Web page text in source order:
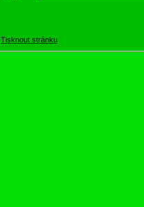
Tisknout stránku